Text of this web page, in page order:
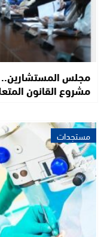
مجلس المستشارين..
مشروع القانون
مستجدات